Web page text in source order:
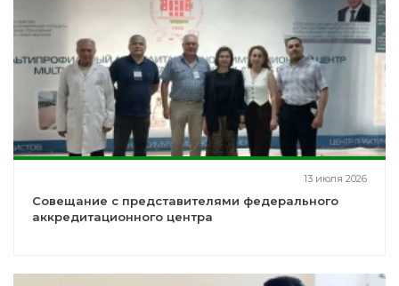
13 июля 2026
Совещание с представителями федерального
аккредитационного центра